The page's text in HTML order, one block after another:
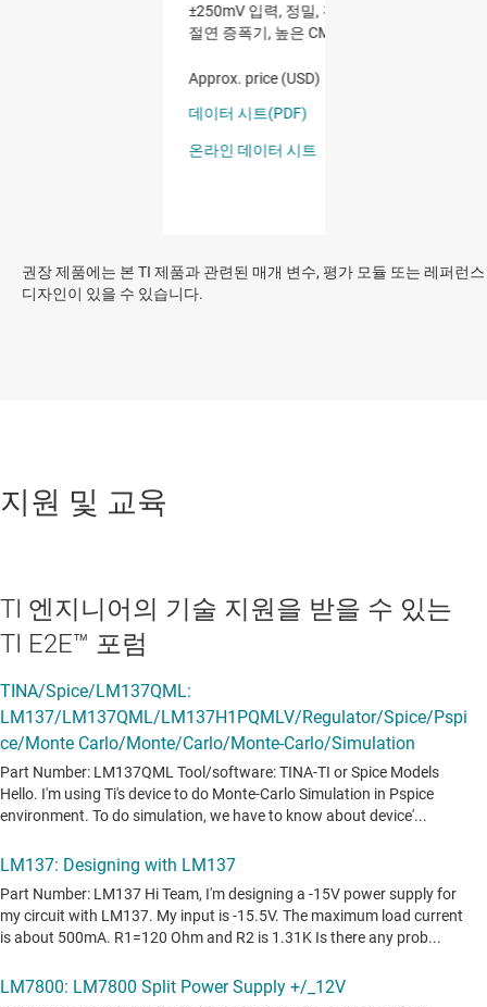
권장 제품에는 본 TI 제품과 관련된 매개 변수, 평가 모듈 또는 레퍼런스
디자인이 있을 수 있습니다.
지원 및 교육
TI 엔지니어의 기술 지원을 받을 수 있는
TI E2E™ 포럼